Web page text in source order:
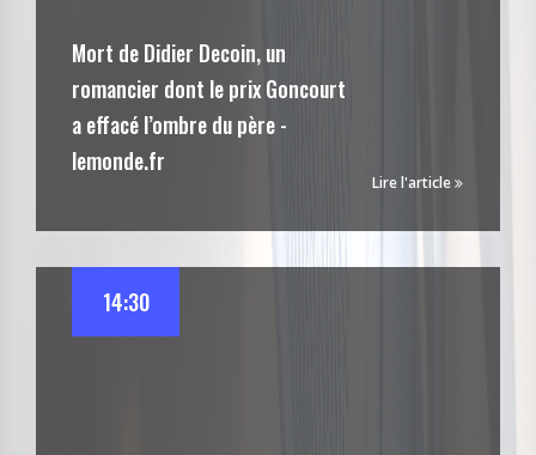
Mort de Didier Decoin, un
romancier dont le prix Goncourt
a effacé l’ombre du père -
lemonde.fr
Lire l'article
14:30